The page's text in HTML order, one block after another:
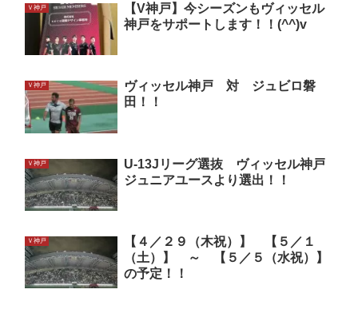
Ｖ神戸
【V神戸】今シーズンもヴィッセル
神戸をサポートします！！(^^)v
Ｖ神戸
ヴィッセル神戸 対 ジュビロ磐
田！！
Ｖ神戸
U-13Jリーグ選抜 ヴィッセル神戸
ジュニアユースより選出！！
Ｖ神戸
【４／２９（木祝）】 【５／１
（土）】 ～ 【５／５（水祝）】
の予定！！